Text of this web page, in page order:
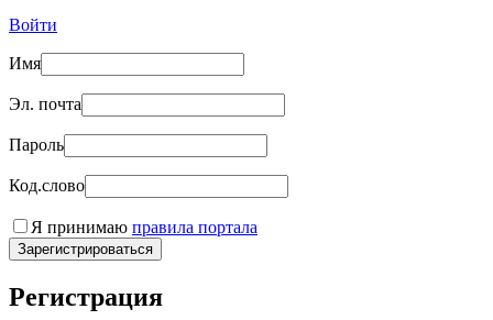
Войти
Имя
Эл. почта
Пароль
Код.слово
Я принимаю правила портала
Зарегистрироваться
Регистрация